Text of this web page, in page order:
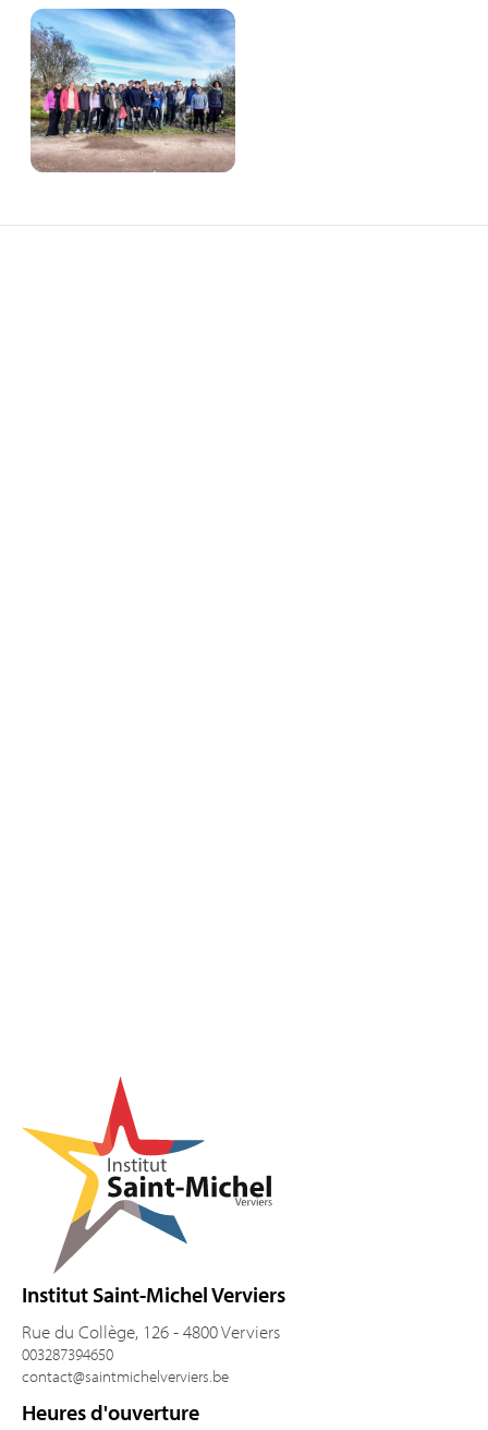
Institut Saint-Michel Verviers
Rue du Collège, 126 - 4800 Verviers
003287394650
contact@saintmichelverviers.be
Heures d'ouverture